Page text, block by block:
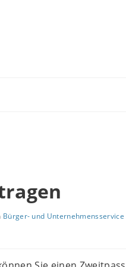
Bürger- und Unternehmensservice